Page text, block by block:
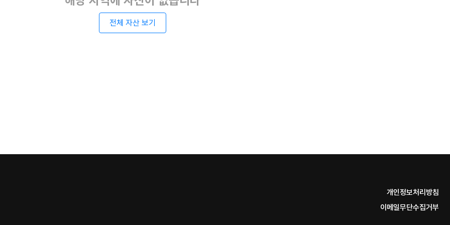
전체 자산 보기
개인정보처리방침
이메일무단수집거부